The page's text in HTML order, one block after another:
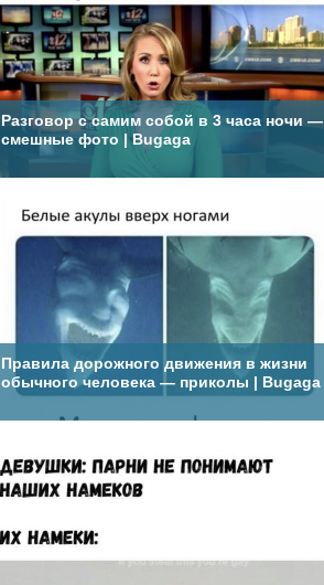
Разговор с самим собой в 3 часа ночи —
смешные фото | Bugaga
Правила дорожного движения в жизни
обычного человека — приколы | Bugaga